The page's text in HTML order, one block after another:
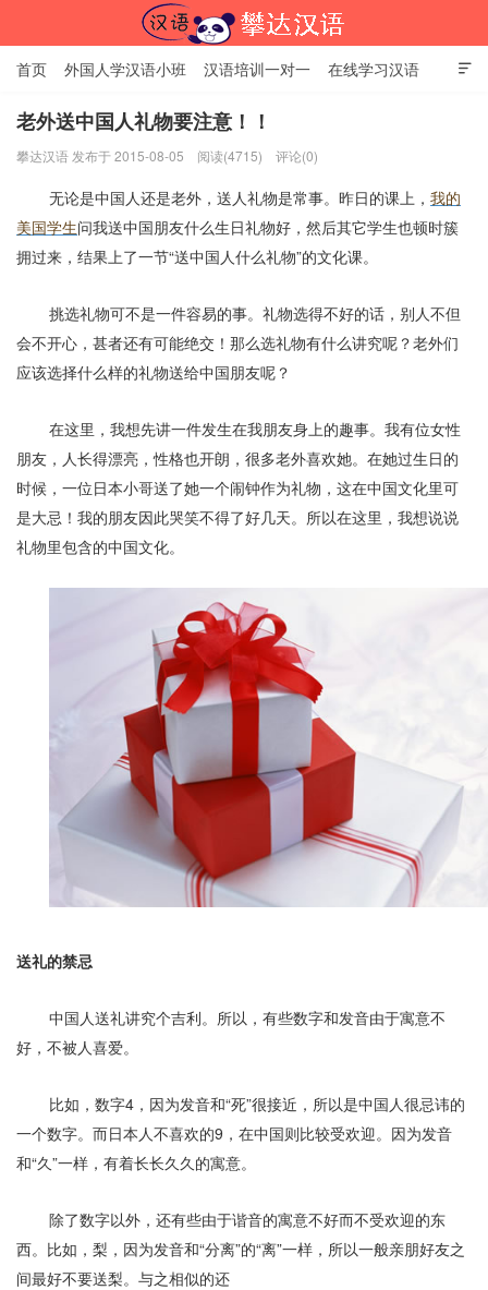

首页 外国人学汉语小班 汉语培训一对一 在线学习汉语
中国文化体验课 HSK考试时间 对外汉语老师
关于我们 加入【攀达汉语】
老外送中国人礼物要注意！！
攀达汉语 发布于 2015-08-05 阅读(4715) 评论(0)
无论是中国人还是老外，送人礼物是常事。昨日的课上， 我的
美国学生问我送中国朋友什么生日礼物好，然后其它学生也顿时簇
拥过来，结果上了一节“送中国人什么礼物”的文化课。
挑选礼物可不是一件容易的事。礼物选得不好的话，别人不但
会不开心，甚者还有可能绝交！那么选礼物有什么讲究呢？老外们
应该选择什么样的礼物送给中国朋友呢？
在这里，我想先讲一件发生在我朋友身上的趣事。我有位女性
朋友，人长得漂亮，性格也开朗，很多老外喜欢她。在她过生日的
时候，一位日本小哥送了她一个闹钟作为礼物，这在中国文化里可
是大忌！我的朋友因此哭笑不得了好几天。所以在这里，我想说说
礼物里包含的中国文化。
送礼的禁忌
中国人送礼讲究个吉利。所以，有些数字和发音由于寓意不
好，不被人喜爱。
比如，数字4 ，因为发音和“死”很接近，所以是中国人很忌讳的
一个数字。而日本人不喜欢的9 ，在中国则比较受欢迎。因为发音
和“久”一样，有着长长久久的寓意。
除了数字以外，还有些由于谐音的寓意不好而不受欢迎的东
西。比如，梨，因为发音和“分离”的“离”一样，所以一般亲朋好友之
间最好不要送梨。与之相似的还